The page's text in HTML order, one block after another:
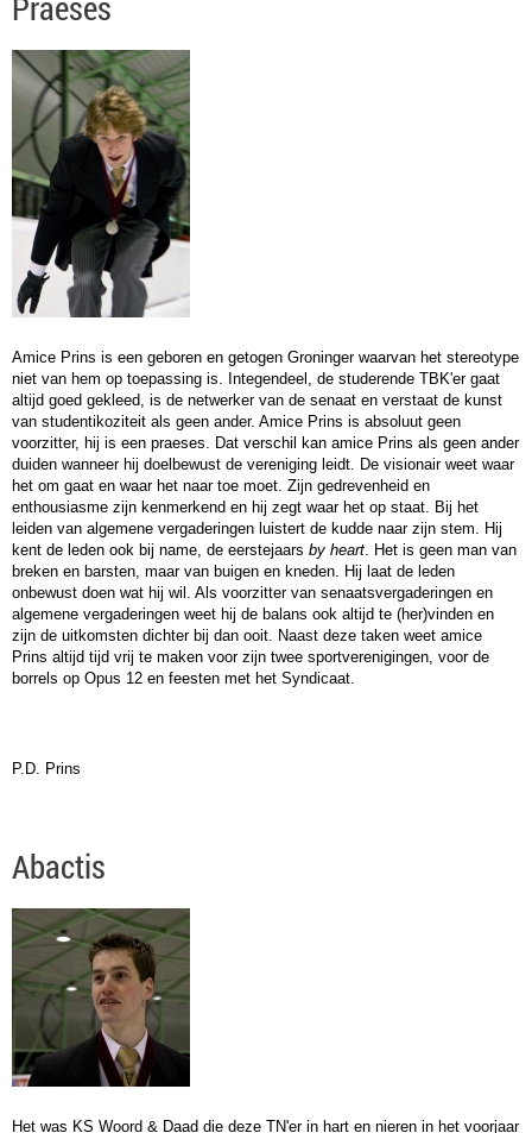
Amice Prins is een geboren en getogen Groninger waarvan het stereotype
niet van hem op toepassing is. Integendeel, de studerende TBK'er gaat
altijd goed gekleed, is de netwerker van de senaat en verstaat de kunst
van studentikoziteit als geen ander. Amice Prins is absoluut geen
voorzitter, hij is een praeses. Dat verschil kan amice Prins als geen ander
duiden wanneer hij doelbewust de vereniging leidt. De visionair weet waar
het om gaat en waar het naar toe moet. Zijn gedrevenheid en
enthousiasme zijn kenmerkend en hij zegt waar het op staat. Bij het
leiden van algemene vergaderingen luistert de kudde naar zijn stem. Hij
kent de leden ook bij name, de eerstejaars by heart . Het is geen man van
breken en barsten, maar van buigen en kneden. Hij laat de leden
onbewust doen wat hij wil. Als voorzitter van senaatsvergaderingen en
algemene vergaderingen weet hij de balans ook altijd te (her)vinden en
zijn de uitkomsten dichter bij dan ooit. Naast deze taken weet amice
Prins altijd tijd vrij te maken voor zijn twee sportverenigingen, voor de
borrels op Opus 12 en feesten met het Syndicaat.
P.D. Prins
Abactis
Het was KS Woord & Daad die deze TN'er in hart en nieren in het voorjaar